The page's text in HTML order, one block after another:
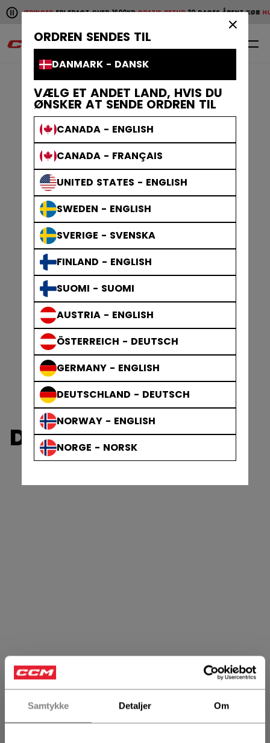
Samtykke Detaljer Om
ORDREN SENDES TIL
DANMARK - DANSK
VÆLG ET ANDET LAND, HVIS DU
ØNSKER AT SENDE ORDREN TIL
CANADA - ENGLISH
CANADA - FRANÇAIS
UNITED STATES - ENGLISH
SWEDEN - ENGLISH
SVERIGE - SVENSKA
FINLAND - ENGLISH
SUOMI - SUOMI
AUSTRIA - ENGLISH
ÖSTERREICH - DEUTSCH
GERMANY - ENGLISH
DEUTSCHLAND - DEUTSCH
NORWAY - ENGLISH
NORGE - NORSK
Pause the horizontal scroll animation.
LEVERINGERFRI FRAGT OVER 1600KRGRATIS RETUR30 DAGES ÅBENT KØB
Hurtige leveringer Gratis retur 30
DOMMERUDSTYR